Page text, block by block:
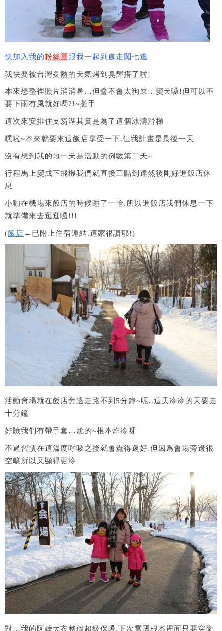
快加入我的粉絲團 跟我一起到處走闖七逃
我快要被台灣炙熱的天氣烤到臭輝搭了啦!
本來想整裡照片消消暑…但會不會太狗屎…變天囉!但可以不
要下雨有風就好嗎?!~攤手
這次來安排住支笏湖其實是為了這個冰濤滑梯
嘿啦~本來就要來這飯店享受一下.但我計畫是最後一天
沒有想到我的地一天是活動的倒數第二天~
行程馬上變成下飛機我們就直接三點到達然後剛好進飯店休
息
小咖在機場來飯店的時候睡了一輪.所以進飯店我們休息一下
就準備來去逛逛囉!!!
(飯店 ←已附上住宿連結.這家很讚耶!)
活動會場就在飯店旁邊走路不到5分鐘~呃..這天冷冷的天要走
十分鐘
好險我們有帶手套…尬的~根本炸冷呀
不過習慣在這溫度呼吸之後就會覺得還好.但因為會場旁邊很
空曠所以又顯得更冷
對…我的阿嬤大衣整個超級保暖.下次雪國根本裡面只要穿衛